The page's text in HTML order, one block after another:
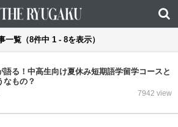
一覧（8件中 1 - 8を表示）
語る！中高生向け夏休み短期語学留学コースと
なもの？
7942 view